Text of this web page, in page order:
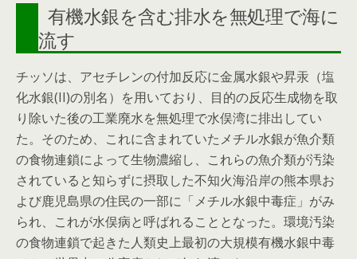
有機水銀を含む排水を無処理で海に
流す
チッソは、アセチレンの付加反応に金属水銀や昇汞（塩
化水銀(II)の別名）を用いており、目的の反応生成物を取
り除いた後の工業廃水を無処理で水俣湾に排出してい
た。そのため、これに含まれていたメチル水銀が魚介類
の食物連鎖によって生物濃縮し、これらの魚介類が汚染
されていると知らずに摂取した不知火海沿岸の熊本県お
よび鹿児島県の住民の一部に「メチル水銀中毒症」がみ
られ、これが水俣病と呼ばれることとなった。環境汚染
の食物連鎖で起きた人類史上最初の大規模有機水銀中毒